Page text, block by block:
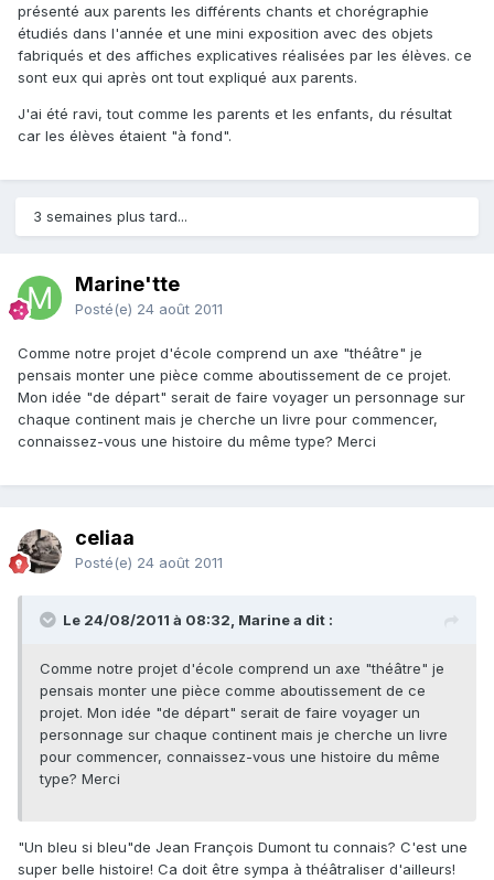
présenté aux parents les différents chants et chorégraphie
étudiés dans l'année et une mini exposition avec des objets
fabriqués et des affiches explicatives réalisées par les élèves. ce
sont eux qui après ont tout expliqué aux parents.
J'ai été ravi, tout comme les parents et les enfants, du résultat
car les élèves étaient "à fond".
3 semaines plus tard...
Marine'tte
Posté(e) 24 août 2011
Comme notre projet d'école comprend un axe "théâtre" je
pensais monter une pièce comme aboutissement de ce projet.
Mon idée "de départ" serait de faire voyager un personnage sur
chaque continent mais je cherche un livre pour commencer,
connaissez-vous une histoire du même type? Merci
celiaa
Posté(e) 24 août 2011
Le 24/08/2011 à 08:32, Marine a dit :
Comme notre projet d'école comprend un axe "théâtre" je
pensais monter une pièce comme aboutissement de ce
projet. Mon idée "de départ" serait de faire voyager un
personnage sur chaque continent mais je cherche un livre
pour commencer, connaissez-vous une histoire du même
type? Merci
"Un bleu si bleu"de Jean François Dumont tu connais? C'est une
super belle histoire! Ca doit être sympa à théâtraliser d'ailleurs!